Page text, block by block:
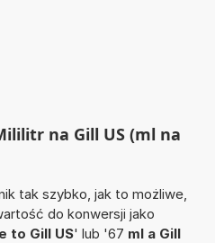
na Gill US (ml na
tak szybko, jak to możliwe,
do konwersji jako
to Gill US' lub '67 ml a Gill